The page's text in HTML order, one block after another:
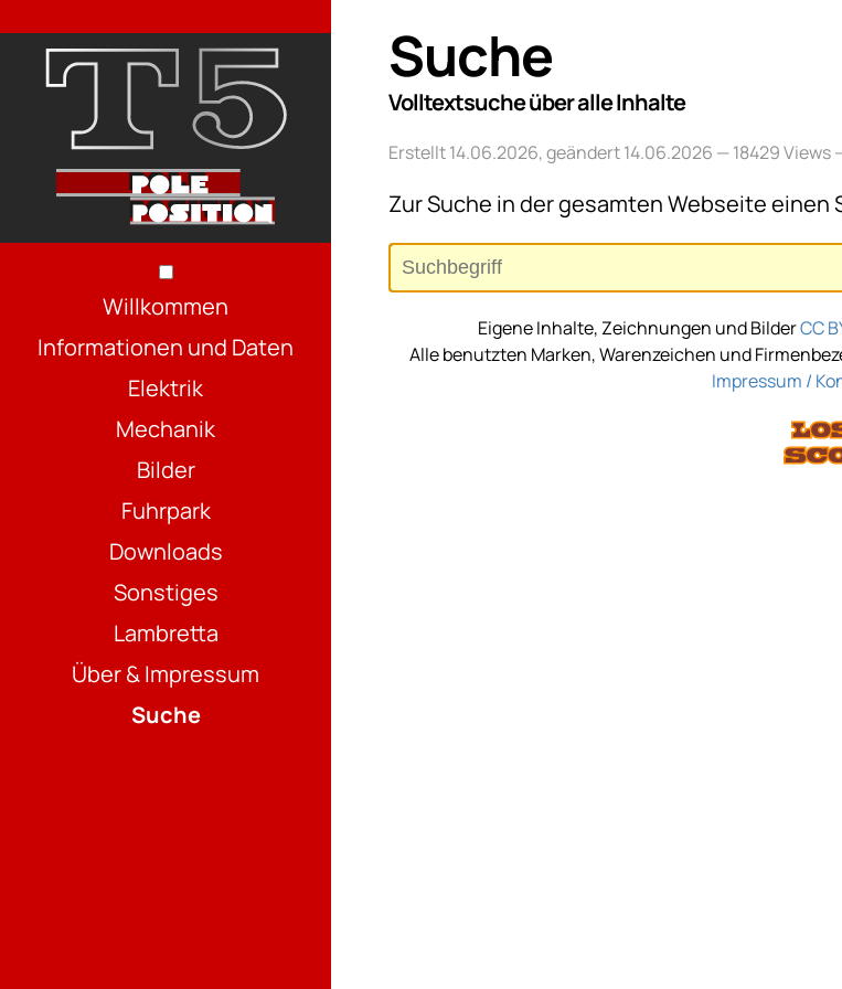
Willkommen
Informationen und Daten
Elektrik
Mechanik
Bilder
Fuhrpark
Downloads
Sonstiges
Lambretta
Über & Impressum
Suche
Suche
Volltextsuche über alle Inhalte
Erstellt 14.06.2026, geändert 14.06.2026 — 18429 Views
Zur Suche in der gesamten Webseite einen
Eigene Inhalte, Zeichnungen und BilderCC
Alle benutzten Marken, Warenzeichen und
Impressum /